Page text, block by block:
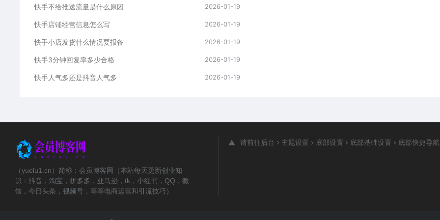
快手不给推送流量是什么原因 2026-01-19
快手店铺经营信息怎么写 2026-01-19
快手小店发货什么情况要报备 2026-01-19
快手3分钟回复率多少合格 2026-01-19
快手人气多还是抖音人气多 2026-01-19
（yuelu1.cn）简称：会员博客网（本站每天更新创业知
识：抖音，淘宝，拼多多，亚马逊，tk，小红书，QQ，微
信，今日头条，视频号，等等电商运营和引流技巧）
请前往后台 主题设置 底部设置 底部基础设置 底部快捷导